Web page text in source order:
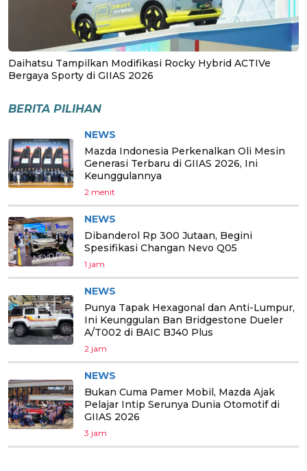
Daihatsu Tampilkan Modifikasi Rocky Hybrid ACTIVe
Bergaya Sporty di GIIAS 2026
BERITA PILIHAN
NEWS
Mazda Indonesia Perkenalkan Oli Mesin
Generasi Terbaru di GIIAS 2026, Ini
Keunggulannya
2 menit
NEWS
Dibanderol Rp 300 Jutaan, Begini
Spesifikasi Changan Nevo Q05
1 jam
NEWS
Punya Tapak Hexagonal dan Anti-Lumpur,
Ini Keunggulan Ban Bridgestone Dueler
A/T002 di BAIC BJ40 Plus
2 jam
NEWS
Bukan Cuma Pamer Mobil, Mazda Ajak
Pelajar Intip Serunya Dunia Otomotif di
GIIAS 2026
3 jam